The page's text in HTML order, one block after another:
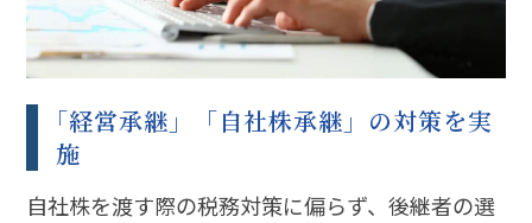
｢経営承継」「自社株承継」の対策を実
施
自社株を渡す際の税務対策に偏らず、後継者の選